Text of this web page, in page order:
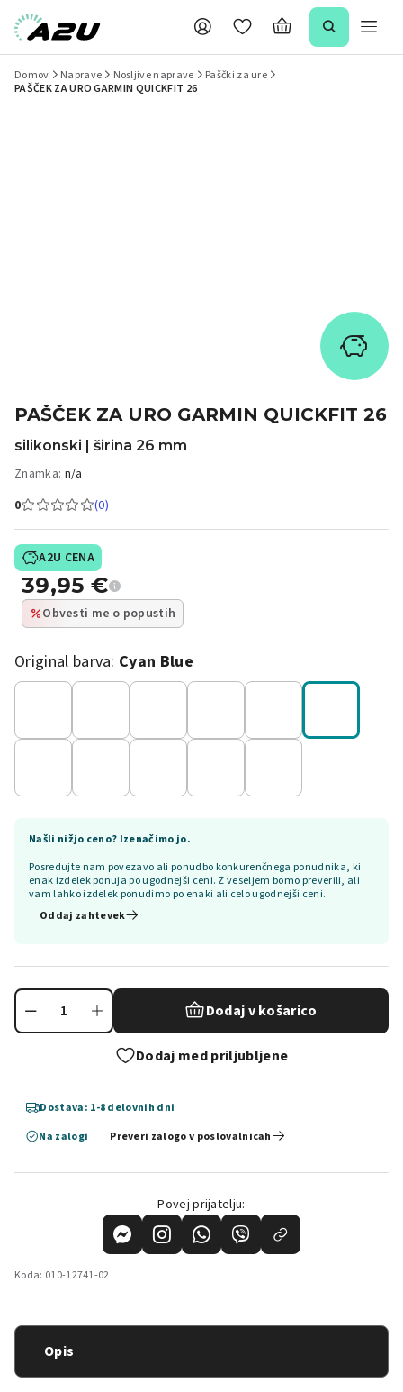
Domov Naprave Nosljive naprave
Paščki za ure
PAŠČEK ZA URO GARMIN QUICKFIT 26
PAŠČEK ZA URO GARMIN QUICKFIT 26
silikonski | širina 26 mm
Znamka: n/a
0
(0)
A2U CENA
39,95 €
Obvesti me o popustih
Original barva: Cyan Blue
Našli nižjo ceno? Izenačimo jo.
Posredujte nam povezavo ali ponudbo konkurenčnega ponudnika, ki
enak izdelek ponuja po ugodnejši ceni. Z veseljem bomo preverili, ali
vam lahko izdelek ponudimo po enaki ali celo ugodnejši ceni.
Oddaj zahtevek
Dodaj v košarico
Dodaj med priljubljene
Dostava: 1-8 delovnih dni
Na zalogi
Preveri zalogo v poslovalnicah
Povej prijatelju:
Koda: 010-12741-02
Opis